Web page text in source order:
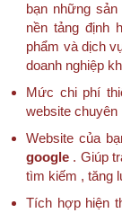
bạn những
nền tảng định
phẩm và dịch
doanh nghiệp
Mức chi phí
website chuyên
Website của
google . Giúp
tìm kiếm , tăng
Tích hợp hiện